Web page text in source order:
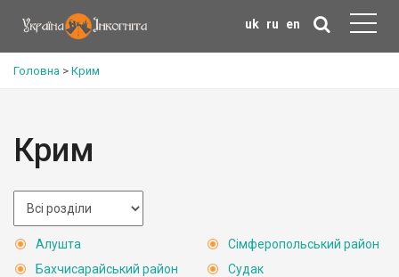
uk ru en
Головна > Крим
Крим
Алушта
Бахчисарайський район
Сімферопольський район
Судак